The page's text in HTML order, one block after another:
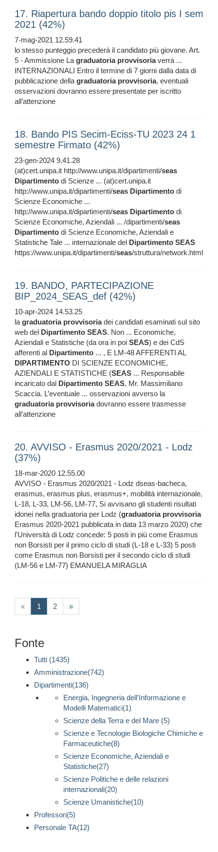
17. Riapertura bando doppio titolo pis I sem
2021 (42%)
7-mag-2021 12.59.41
lo stesso punteggio precederà il candidato più giovane. Art.
5 - Ammissione Lagraduatoria provvisoriaverrà ...
INTERNAZIONALI Entro il termine di 7 giorni dalla data di
pubblicazione dellagraduatoria provvisoria, eventuali
osservazioni dovranno essere presentate per iscritto
all’attenzione
18. Bando PIS Secim-Eciss-TU 2023 24 1
semestre Firmato (42%)
23-gen-2024 9.41.28
(at)cert.unipa.it http://www.unipa.it/dipartimenti/seas
Dipartimento di Scienze ... (at)cert.unipa.it
http://www.unipa.it/dipartimenti/seas Dipartimento di
Scienze Economiche ...
http://www.unipa.it/dipartimenti/seas Dipartimento di
Scienze Economiche, Aziendali ... /dipartimenti/seas
Dipartimento di Scienze Economiche, Aziendali e
Statistiche Tale ... internazionale del Dipartimento SEAS
https://www.unipa.it/dipartimenti/seas/struttura/network.html
19. BANDO, PARTECIPAZIONE
BIP_2024_SEAS_def (42%)
10-apr-2024 14.53.25
lagraduatoria provvisoriadei candidati esaminati sul sito
web del Dipartimento SEAS. Non ... Economiche,
Aziendali e Statistiche (da ora in poi SEAS) e dei CdS
afferenti al Dipartimento ... , E LM-48 AFFERENTI AL
DIPARTIMENTO DI SCIENZE ECONOMICHE,
AZIENDALI E STATISTICHE (SEAS ... Responsabile
incaricato dal Dipartimento SEAS, Mr. Massimiliano
Scaccia. L’eventuale ... osservazioni avverso la
graduatoria provvisoriadovranno essere trasmesse
all’attenzione
20. AVVISO - Erasmus 2020/2021 - Lodz
(37%)
18-mar-2020 12.55.00
AVVISO - Erasmus 2020/2021 - Lodz dseas-bacheca,
erasmus, erasmus plus, erasmus+, mobilità internazionale,
L-18, L-33, LM-56, LM-77, Si avvisano gli studenti risultati
idonei nella graduatoria per Lodz (graduatoria provvisoria
Erasmus 2020-2021 pubblicata in data 13 marzo 2020) che
l'Università di Lodz concede: 5 posti in più come Erasmus
non Borsisti per il primo ciclo di studi (L-18 e L-33) 5 posti
come Erasmus non Borsisti per il secondo ciclo di studi
(LM-56 e LM-77) EMANUELA MIRAGLIA
« 1 (current)
2 »
Fonte
Tutti (1435)
Amministrazione(742)
Dipartimenti(136)
Energia, Ingegneria dell'Informazione e
Modelli Matematici(1)
Scienze della Terra e del Mare (5)
Scienze e Tecnologie Biologiche Chimiche e
Farmaceutiche(8)
Scienze Economiche, Aziendali e
Statistiche(27)
Scienze Politiche e delle relazioni
internazionali(20)
Scienze Umanistiche(10)
Professori(5)
Personale TA(12)